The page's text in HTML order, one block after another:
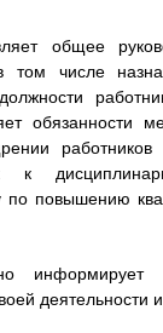
общее
том числе
обязанности
по повышению
информирует
деятельности